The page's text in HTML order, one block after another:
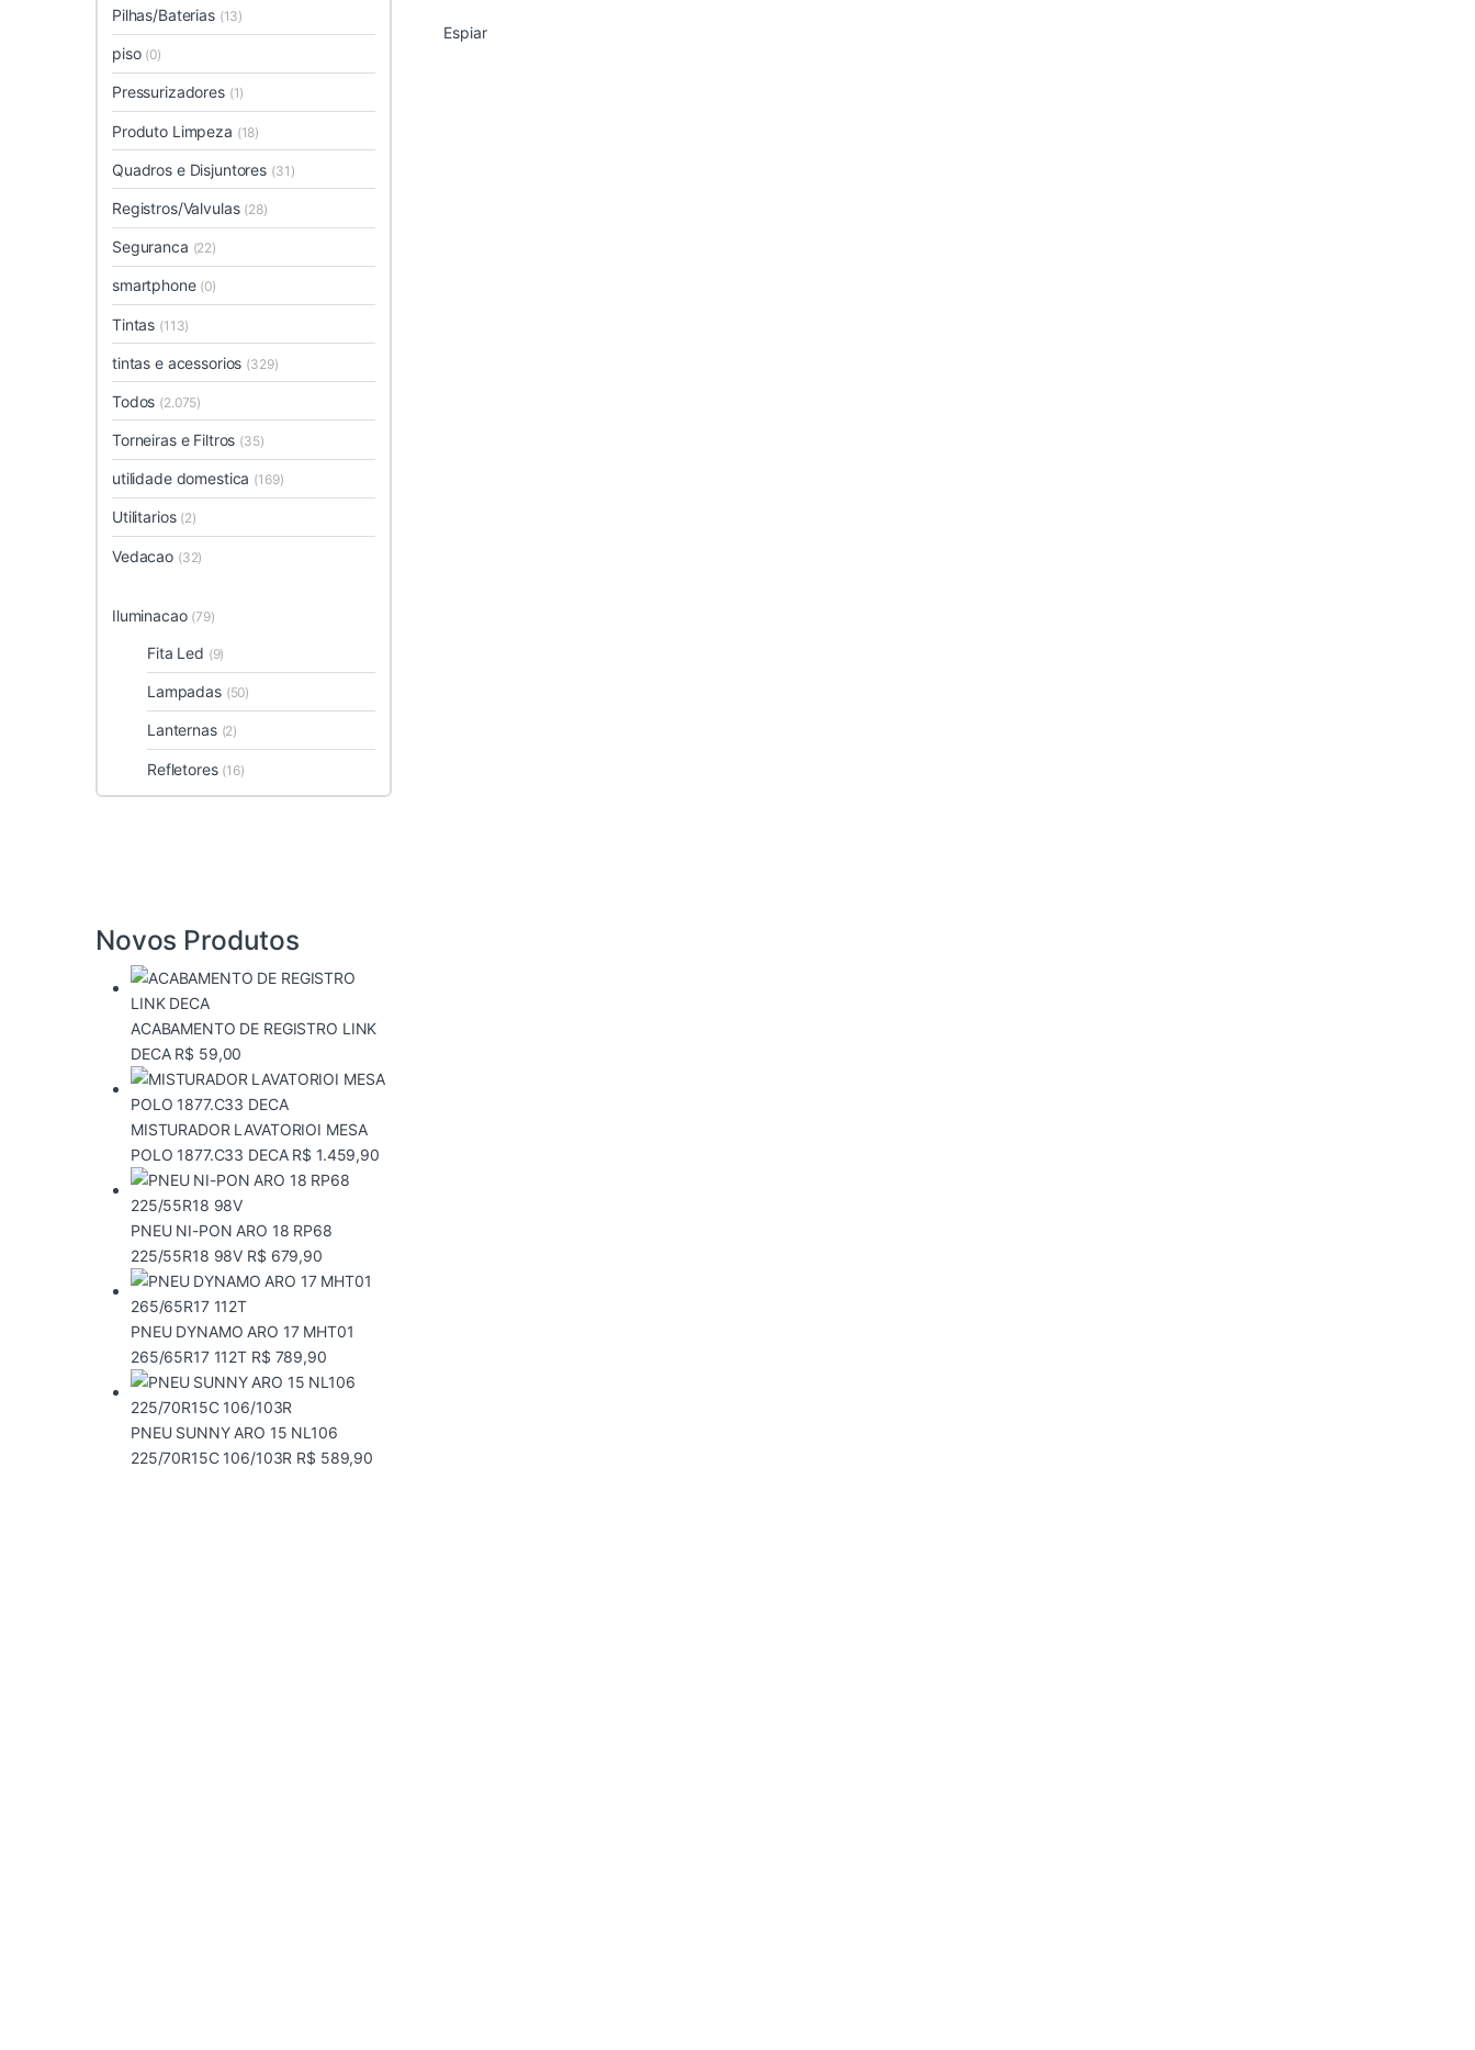
Espiar
Pilhas/Baterias (13)
piso (0)
Pressurizadores (1)
Produto Limpeza (18)
Quadros e Disjuntores (31)
Registros/Valvulas (28)
Seguranca (22)
smartphone (0)
Tintas (113)
tintas e acessorios (329)
Todos (2.075)
Torneiras e Filtros (35)
utilidade domestica (169)
Utilitarios (2)
Vedacao (32)
Iluminacao (79)
Fita Led (9)
Lampadas (50)
Lanternas (2)
Refletores (16)
Novos Produtos
ACABAMENTO DE REGISTRO LINK
DECA R$ 59,00
MISTURADOR LAVATORIOI MESA
POLO 1877.C33 DECA R$ 1.459,90
PNEU NI-PON ARO 18 RP68
225/55R18 98V R$ 679,90
PNEU DYNAMO ARO 17 MHT01
265/65R17 112T R$ 789,90
PNEU SUNNY ARO 15 NL106
225/70R15C 106/103R R$ 589,90